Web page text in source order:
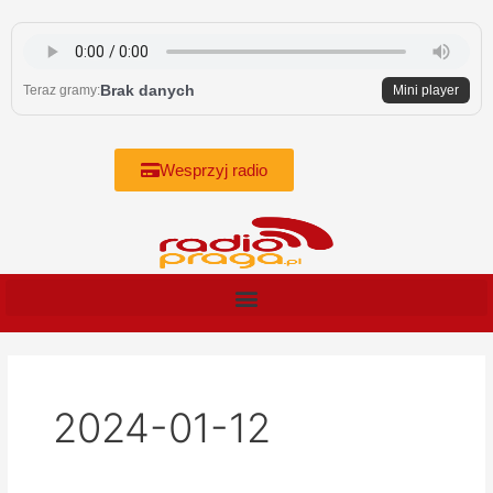
content
Teraz gramy:Brak danych Mini player
Wesprzyj radio
2024-01-12